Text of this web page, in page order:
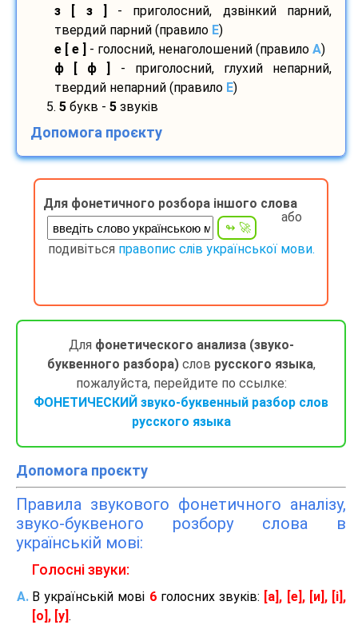
з [ з ]
- приголосний, дзвінкий парний,
твердий парний (правило E)
е [ е ]
- голосний, ненаголошений (правило A)
ф [ ф ]
- приголосний, глухий непарний,
твердий непарний (правило E)
5. 5 букв - 5 звуків
Допомога проєкту
Для фонетичного розбора іншого слова
або
подивіться правопис слів української мови.
Для фонетического анализа (звуко-
буквенного разбора)слов русского языка,
пожалуйста, перейдите по ссылке:
ФОНЕТИЧЕСКИЙ звуко-буквенный разбор слов
русского языка
Допомога проєкту
Правила звукового фонетичного аналізу,
звуко-буквеного розбору слова в
українській мові:
Голосні звуки:
В українській мові 6голосних звуків:
[а], [е], [и], [і],
[о], [у] .